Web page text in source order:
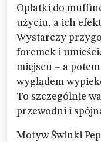
Opłatki do
użyciu, a ich
Wystarczy
foremek i
miejscu – a
wyglądem
To szczególnie
przewodni i
Motyw Świnki